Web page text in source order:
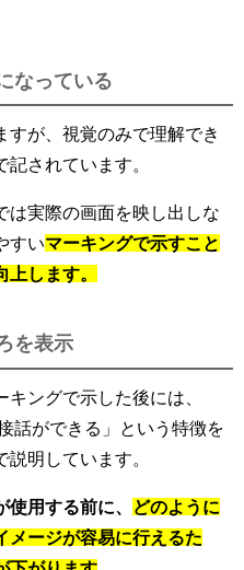
なっている
すが、視覚のみで理解でき
されています。
は実際の画面を映し出しな
すいマーキングで示すこと
します。
を表示
ングで示した後には、
話ができる」という特徴を
明しています。
用する前に、
どのように
メージが容易に行えるた